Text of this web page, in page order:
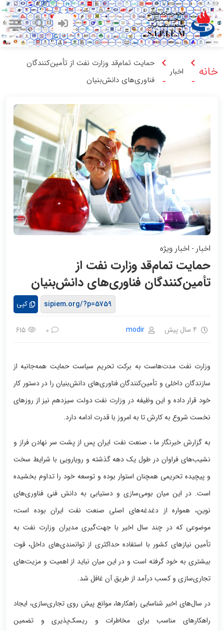
خانه -
اخبار
-
حمایت تمام‌قد وزارت نفت از تأمین‌کنندگان
فناوری‌های دانش‌بنیان
اخبار - اخبار ویژه
حمایت تمام‌قد وزارت نفت از
تأمین‌کنندگان فناوری‌های دانش‌بنیان
کپی
4 سال پیش modir
0
615
وزارت نفت مدت‌هاست به برکت تحریم سیاست‌ حمایت همه‌جانبه از
سازندگان داخلی و تأمین‌کنندگان فناوری‌های دانش‌بنیان را در دستور کار
خود قرار داده و این وظیفه در وزارت نفت دولت سیزدهم نیز از روزهای
نخست شروع به‌ کارش تا به امروز با قدرت ادامه دارد.
به گزارش خبرنگار ما ، صنعت نفت ایران پس از پشت سر نهادن فراز و
نشیب‌های فراوان در طول یک دهه گذشته و رویارویی با شرایط سخت
و پیچیده تحریمی همچنان استوار بوده و توسعه خود را تداوم بخشیده
است. در این میان بومی‌سازی و دستیابی به دانش فنی فناوری‌های
نوین، همواره از دغدغه‌های اصلی صنعت نفت ایران بوده است؛
موضوعی که در چند سال اخیر با جهت‌گیری مدیران وزارت نفت به
تأمین نیازهای کشور با استفاده حداکثری از توانمندی‌های داخل، قوت
بیشتری به خود گرفته است و در این میان نباید از اهمیت و مزیت‌های
تجاری‌سازی و کسب درآمد از طریق آن غافل شد.
در سال‌های اخیر شناسایی راهکارها، موانع پیش روی تجاری‌سازی، ایجاد
راهکارهای مناسب برای مخاطرات و ریسک‌پذیری و تضمین